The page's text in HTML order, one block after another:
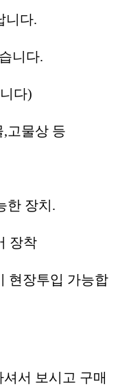
니다.
니다.
다)
고물상 등
한 장치.
장착
현장투입 가능합
서 보시고 구매